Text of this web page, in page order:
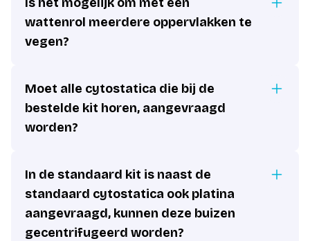
wattenrol meerdere oppervlakken te
vegen?
Moet alle cytostatica die bij de
bestelde kit horen, aangevraagd
worden?
In de standaard kit is naast de
standaard cytostatica ook platina
aangevraagd, kunnen deze buizen
gecentrifugeerd worden?